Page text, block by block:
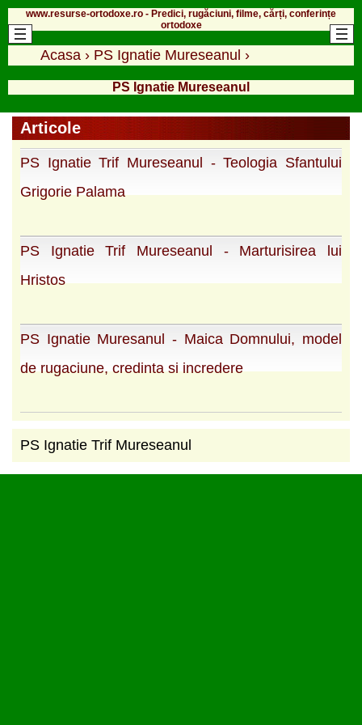
www.resurse-ortodoxe.ro - Predici, rugăciuni, filme, cărți, conferințe
ortodoxe
Acasa › PS Ignatie Mureseanul ›
PS Ignatie Mureseanul
Articole
PS Ignatie Trif Mureseanul - Teologia Sfantului
Grigorie Palama
PS Ignatie Trif Mureseanul - Marturisirea lui
Hristos
PS Ignatie Muresanul - Maica Domnului, model
de rugaciune, credinta si incredere
PS Ignatie Trif Mureseanul